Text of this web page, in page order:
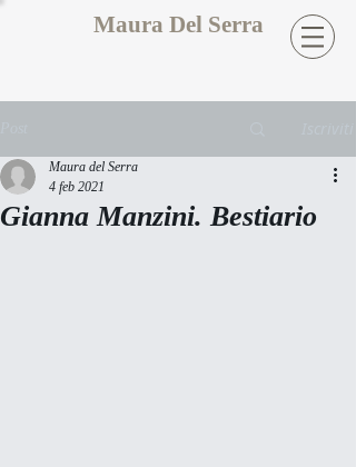
Maura Del Serra
Gianna Manzini. Bestiario
Maura del Serra
4 feb 2021